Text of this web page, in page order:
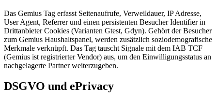
Das Gemius Tag erfasst Seitenaufrufe, Verweildauer, IP Adresse,
User Agent, Referrer und einen persistenten Besucher Identifier in
Drittanbieter Cookies (Varianten Gtest, Gdyn). Gehört der Besucher
zum Gemius Haushaltspanel, werden zusätzlich soziodemografische
Merkmale verknüpft. Das Tag tauscht Signale mit dem IAB TCF
(Gemius ist registrierter Vendor) aus, um den Einwilligungsstatus an
nachgelagerte Partner weiterzugeben.
DSGVO und ePrivacy